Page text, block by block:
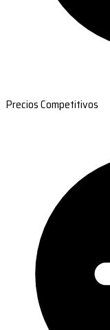
Precios Competitivos